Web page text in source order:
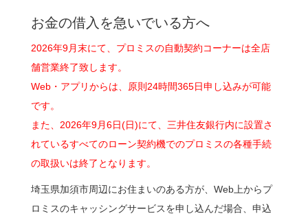
お金の借入を急いでいる方へ
2026年9月末にて、プロミスの自動契約コーナーは全店
舗営業終了致します。
Web・アプリからは、原則24時間365日申し込みが可能
です。
また、2026年9月6日(日)にて、三井住友銀行内に設置さ
れているすべてのローン契約機でのプロミスの各種手続
の取扱いは終了となります。
埼玉県加須市周辺にお住まいのある方が、Web上からプ
ロミスのキャッシングサービスを申し込んだ場合、申込